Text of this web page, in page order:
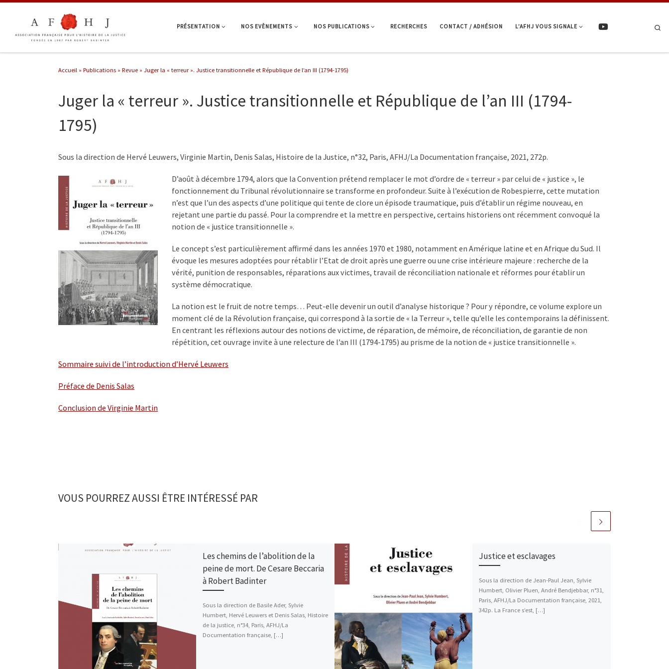
PRÉSENTATION NOS EVÈNEMENTS NOS PUBLICATIONS RECHERCHES CONTACT / ADHÉSION L’AFHJ VOUS SIGNALE
Accueil » Publications » Revue » Juger la « terreur ». Justice transitionnelle et République de l’an III (1794-1795)
Juger la « terreur ». Justice transitionnelle et République de l’an III (1794-
1795)
Sous la direction de Hervé Leuwers, Virginie Martin, Denis Salas, Histoire de la Justice, n°32, Paris, AFHJ/La Documentation française, 2021, 272p.
D’août à décembre 1794, alors que la Convention prétend remplacer le mot d’ordre de « terreur » par celui de « justice », le
fonctionnement du Tribunal révolutionnaire se transforme en profondeur. Suite à l’exécution de Robespierre, cette mutation
n’est que l’un des aspects d’une politique qui tente de clore un épisode traumatique, puis d’établir un régime nouveau, en
rejetant une partie du passé. Pour la comprendre et la mettre en perspective, certains historiens ont récemment convoqué la
notion de « justice transitionnelle ».
Le concept s’est particulièrement affirmé dans les années 1970 et 1980, notamment en Amérique latine et en Afrique du Sud. Il
évoque les mesures adoptées pour rétablir l’Etat de droit après une guerre ou une crise intérieure majeure : recherche de la
vérité, punition de responsables, réparations aux victimes, travail de réconciliation nationale et réformes pour établir un
système démocratique.
La notion est le fruit de notre temps… Peut-elle devenir un outil d’analyse historique ? Pour y répondre, ce volume explore un
moment clé de la Révolution française, qui correspond à la sortie de « la Terreur », telle qu’elle les contemporains la définissent.
En centrant les réflexions autour des notions de victime, de réparation, de mémoire, de réconciliation, de garantie de non
répétition, cet ouvrage invite à une relecture de l’an III (1794-1795) au prisme de la notion de « justice transitionnelle ».
Sommaire suivi de l’introduction d’Hervé Leuwers
Préface de Denis Salas
Conclusion de Virginie Martin
VOUS POURREZ AUSSI ÊTRE INTÉRESSÉ PAR
Les chemins de l’abolition de la
peine de mort. De Cesare Beccaria
à Robert Badinter
Sous la direction de Basile Ader, Sylvie
Humbert, Hervé Leuwers et Denis Salas, Histoire
de la justice, n°34, Paris, AFHJ/La
Documentation française, […]
Justice et esclavages
Sous la direction de Jean-Paul Jean, Sylvie
Humbert, Olivier Pluen, André Bendjebbar, n°31,
Paris, AFHJ/La Documentation française, 2021,
342p. La France s’est, […]